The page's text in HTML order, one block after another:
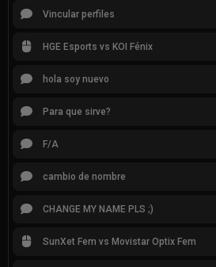
Vincular perfiles
HGE Esports vs KOI Fénix
hola soy nuevo
Para que sirve?
F/A
cambio de nombre
CHANGE MY NAME PLS ;)
SunXet Fem vs Movistar Optix Fem